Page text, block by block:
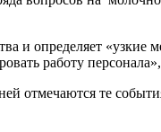
и определяет
работу
отмечаются те